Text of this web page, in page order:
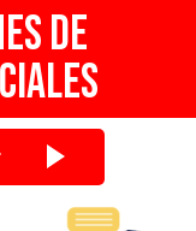
DE